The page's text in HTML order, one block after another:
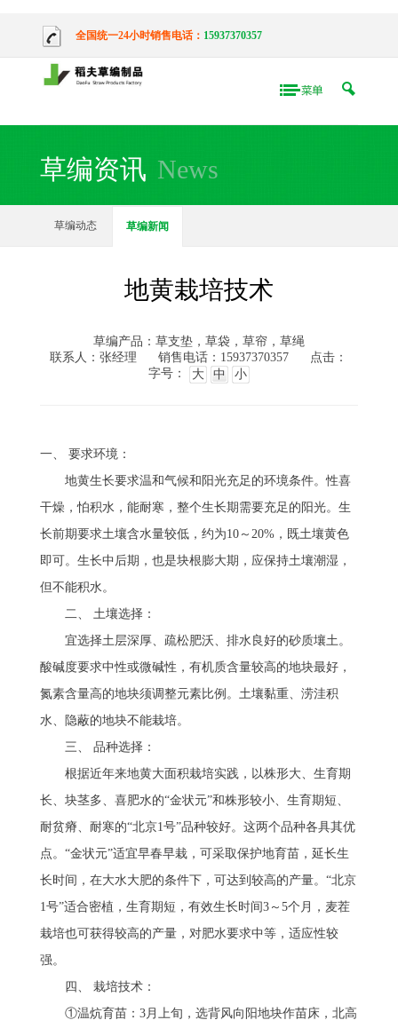
全国统一24小时销售电话： 15937370357
草编资讯 News
草编动态 草编新闻
地黄栽培技术
草编产品：草支垫，草袋，草帘，草绳
联系人：张经理
销售电话：15937370357
点击：
字号：
大 中 小
一、 要求环境：
地黄生长要求温和气候和阳光充足的环境条件。性喜
干燥，怕积水，能耐寒，整个生长期需要充足的阳光。生
长前期要求土壤含水量较低，约为10～20%，既土壤黄色
即可。生长中后期，也是块根膨大期，应保持土壤潮湿，
但不能积水。
二、 土壤选择：
宜选择土层深厚、疏松肥沃、排水良好的砂质壤土。
酸碱度要求中性或微碱性，有机质含量较高的地块最好，
氮素含量高的地块须调整元素比例。土壤黏重、涝洼积
水、隐蔽的地块不能栽培。
三、 品种选择：
根据近年来地黄大面积栽培实践，以株形大、生育期
长、块茎多、喜肥水的“金状元”和株形较小、生育期短、
耐贫瘠、耐寒的“北京1号”品种较好。这两个品种各具其优
点。“金状元”适宜早春早栽，可采取保护地育苗，延长生
长时间，在大水大肥的条件下，可达到较高的产量。“北京
1号”适合密植，生育期短，有效生长时间3～5个月，麦茬
栽培也可获得较高的产量，对肥水要求中等，适应性较
强。
四、 栽培技术：
①温炕育苗：3月上旬，选背风向阳地块作苗床，北高